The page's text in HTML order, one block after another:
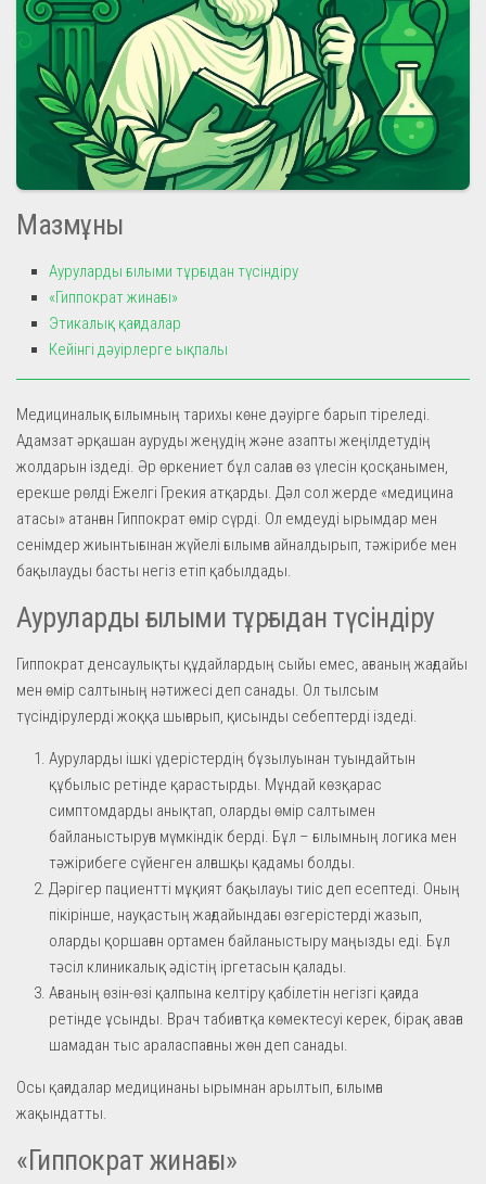
Мазмұны
Ауруларды ғылыми тұрғыдан түсіндіру
«Гиппократ жинағы»
Этикалық қағидалар
Кейінгі дәуірлерге ықпалы
Медициналық ғылымның тарихы көне дәуірге барып тіреледі.
Адамзат әрқашан ауруды жеңудің және азапты жеңілдетудің
жолдарын іздеді. Әр өркениет бұл салаға өз үлесін қосқанымен,
ерекше рөлді Ежелгі Грекия атқарды. Дәл сол жерде «медицина
атасы» атанған Гиппократ өмір сүрді. Ол емдеуді ырымдар мен
сенімдер жиынтығынан жүйелі ғылымға айналдырып, тәжірибе мен
бақылауды басты негіз етіп қабылдады.
Ауруларды ғылыми тұрғыдан түсіндіру
Гиппократ денсаулықты құдайлардың сыйы емес, ағзаның жағдайы
мен өмір салтының нәтижесі деп санады. Ол тылсым
түсіндірулерді жоққа шығарып, қисынды себептерді іздеді.
Ауруларды ішкі үдерістердің бұзылуынан туындайтын
құбылыс ретінде қарастырды. Мұндай көзқарас
симптомдарды анықтап, оларды өмір салтымен
байланыстыруға мүмкіндік берді. Бұл – ғылымның логика мен
тәжірибеге сүйенген алғашқы қадамы болды.
Дәрігер пациентті мұқият бақылауы тиіс деп есептеді. Оның
пікірінше, науқастың жағдайындағы өзгерістерді жазып,
оларды қоршаған ортамен байланыстыру маңызды еді. Бұл
тәсіл клиникалық әдістің іргетасын қалады.
Ағзаның өзін-өзі қалпына келтіру қабілетін негізгі қағида
ретінде ұсынды. Врач табиғатқа көмектесуі керек, бірақ ағзаға
шамадан тыс араласпағаны жөн деп санады.
Осы қағидалар медицинаны ырымнан арылтып, ғылымға
жақындатты.
«Гиппократ жинағы»